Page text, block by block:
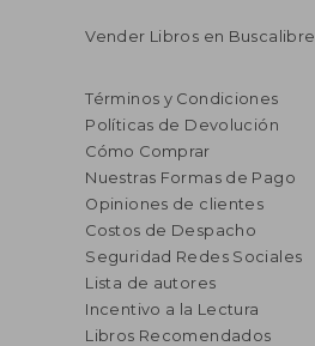
Vender Libros en Buscalibre
Términos y Condiciones
Políticas de Devolución
Cómo Comprar
Nuestras Formas de Pago
Opiniones de clientes
Costos de Despacho
Seguridad Redes Sociales
Lista de autores
Incentivo a la Lectura
Libros Recomendados